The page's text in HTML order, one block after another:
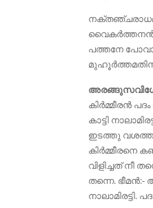
വൈകർത്തനൻ
പത്തനേ
കിർമ്മീരൻ
കാട്ടി
ഇടത്തു വശത്തു
കിർമ്മീരനെ
വിളിച്ചത് നീ
തന്നെ.
നാലാമിരട്ടി.